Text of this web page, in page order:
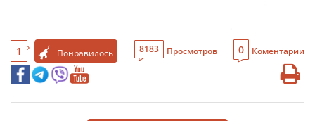
1 Понравилось 8183 Просмотров 0 Коментарии